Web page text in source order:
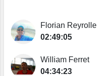
Florian Reyrolle
02:49:05
William Ferret
04:34:23